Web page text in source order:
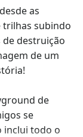
as
trilhas subindo
destruição
de um
de
se
inclui todo o